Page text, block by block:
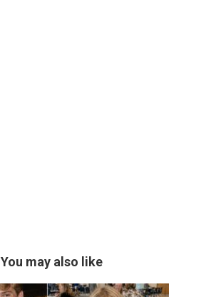
You may also like